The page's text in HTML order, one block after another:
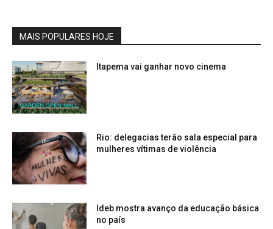
MAIS POPULARES HOJE
Itapema vai ganhar novo cinema
Rio: delegacias terão sala especial para
mulheres vítimas de violência
Ideb mostra avanço da educação básica
no país